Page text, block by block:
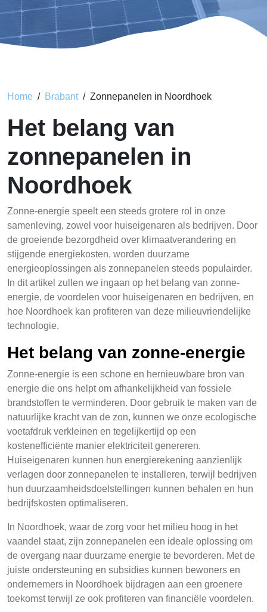
Home Brabant Zonnepanelen in Noordhoek
Het belang van
zonnepanelen in
Noordhoek
Zonne-energie speelt een steeds grotere rol in onze
samenleving, zowel voor huiseigenaren als bedrijven. Door
de groeiende bezorgdheid over klimaatverandering en
stijgende energiekosten, worden duurzame
energieoplossingen als zonnepanelen steeds populairder.
In dit artikel zullen we ingaan op het belang van zonne-
energie, de voordelen voor huiseigenaren en bedrijven, en
hoe Noordhoek kan profiteren van deze milieuvriendelijke
technologie.
Het belang van zonne-energie
Zonne-energie is een schone en hernieuwbare bron van
energie die ons helpt om afhankelijkheid van fossiele
brandstoffen te verminderen. Door gebruik te maken van de
natuurlijke kracht van de zon, kunnen we onze ecologische
voetafdruk verkleinen en tegelijkertijd op een
kostenefficiënte manier elektriciteit genereren.
Huiseigenaren kunnen hun energierekening aanzienlijk
verlagen door zonnepanelen te installeren, terwijl bedrijven
hun duurzaamheidsdoelstellingen kunnen behalen en hun
bedrijfskosten optimaliseren.
In Noordhoek, waar de zorg voor het milieu hoog in het
vaandel staat, zijn zonnepanelen een ideale oplossing om
de overgang naar duurzame energie te bevorderen. Met de
juiste ondersteuning en subsidies kunnen bewoners en
ondernemers in Noordhoek bijdragen aan een groenere
toekomst terwijl ze ook profiteren van financiële voordelen.